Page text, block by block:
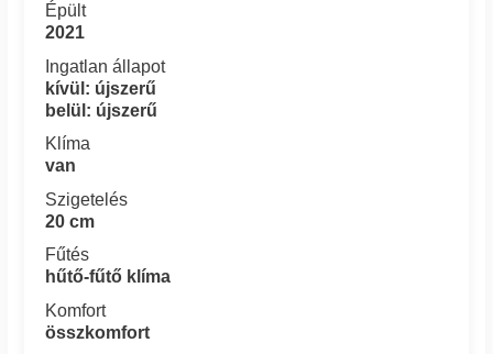
Épült
2021
Ingatlan állapot
kívül: újszerű
belül: újszerű
Klíma
van
Szigetelés
20 cm
Fűtés
hűtő-fűtő klíma
Komfort
összkomfort